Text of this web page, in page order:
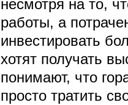
несмотря на то,
работы, а
инвестировать
хотят получать
понимают, что
просто тратить